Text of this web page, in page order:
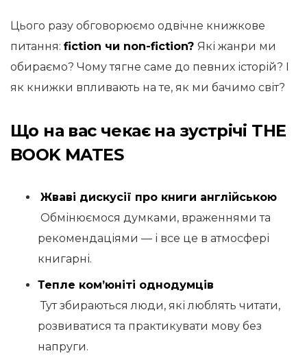
Цього разу обговорюємо одвічне книжкове
питання: fiction чи non-fiction? Які жанри ми
обираємо? Чому тягне саме до певних історій? І
як книжки впливають на те, як ми бачимо світ?
Що на вас чекає на зустрічі THE
BOOK MATES
Жваві дискусії про книги англійською
Обмінюємося думками, враженнями та
рекомендаціями — і все це в атмосфері
книгарні.
Тепле ком’юніті однодумців
Тут збираються люди, які люблять читати,
розвиватися та практикувати мову без
напруги.